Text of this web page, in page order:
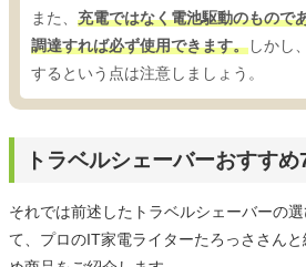
また、 充電ではなく電池駆動のもので
調達すれば必ず使用できます。しかし
するという点は注意しましょう。
トラベルシェーバーおすすめ
それでは前述したトラベルシェーバーの
て、プロのIT家電ライターたろっささん